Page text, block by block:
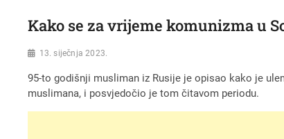
Kako se za vrijeme komunizma u
13. siječnja 2023.
95-to godišnji musliman iz Rusije je opisao kako je
muslimana, i posvjedočio je tom čitavom periodu.